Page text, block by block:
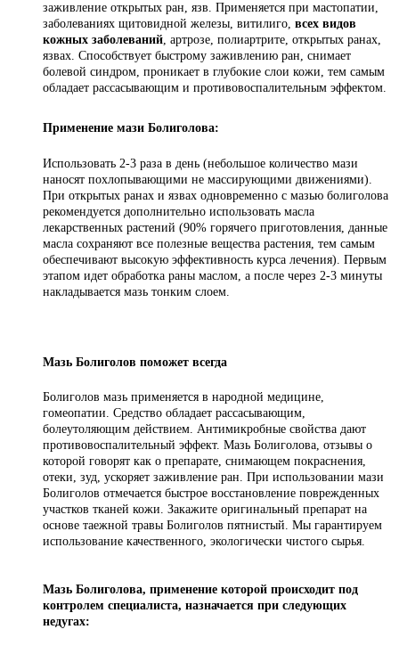
заживление открытых ран, язв. Применяется при мастопатии,
заболеваниях щитовидной железы, витилиго, всех видов
кожных заболеваний , артрозе, полиартрите, открытых ранах,
язвах. Способствует быстрому заживлению ран, снимает
болевой синдром, проникает в глубокие слои кожи, тем самым
обладает рассасывающим и противовоспалительным эффектом.
Применение мази Болиголова:
Использовать 2-3 раза в день (небольшое количество мази
наносят похлопывающими не массирующими движениями).
При открытых ранах и язвах одновременно с мазью болиголова
рекомендуется дополнительно использовать масла
лекарственных растений (90% горячего приготовления, данные
масла сохраняют все полезные вещества растения, тем самым
обеспечивают высокую эффективность курса лечения). Первым
этапом идет обработка раны маслом, а после через 2-3 минуты
накладывается мазь тонким слоем.
Мазь Болиголов поможет всегда
Болиголов мазь применяется в народной медицине,
гомеопатии. Средство обладает рассасывающим,
болеутоляющим действием. Антимикробные свойства дают
противовоспалительный эффект. Мазь Болиголова, отзывы о
которой говорят как о препарате, снимающем покраснения,
отеки, зуд, ускоряет заживление ран. При использовании мази
Болиголов отмечается быстрое восстановление поврежденных
участков тканей кожи. Закажите оригинальный препарат на
основе таежной травы Болиголов пятнистый. Мы гарантируем
использование качественного, экологически чистого сырья.
Мазь Болиголова, применение которой происходит под
контролем специалиста, назначается при следующих
недугах: